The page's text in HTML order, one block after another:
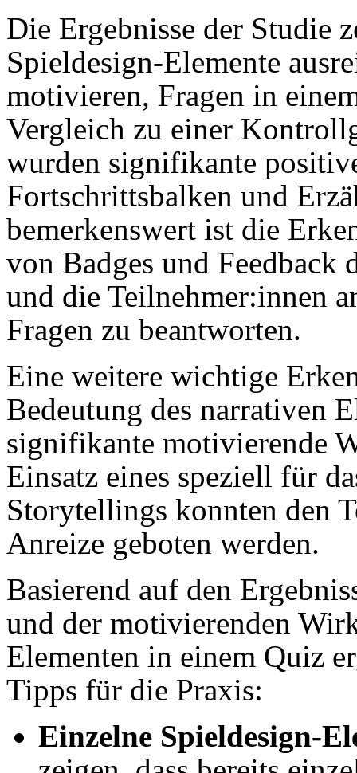
Die Ergebnisse der Studie
Spieldesign-Elemente
motivieren, Fragen in
Vergleich zu einer
wurden signifikante
Fortschrittsbalken und
bemerkenswert ist die
von Badges und Feedback
und die Teilnehmer:innen
Fragen zu beantworten.
Eine weitere wichtige
Bedeutung des narrativen
signifikante motivierende
Einsatz eines speziell für
Storytellings konnten den
Anreize geboten werden.
Basierend auf den
und der motivierenden
Elementen in einem Quiz
Tipps für die Praxis:
Einzelne Spieldesign-